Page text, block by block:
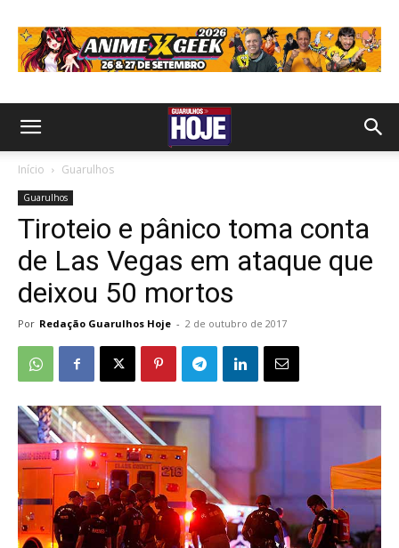
Início Guarulhos
Guarulhos
Tiroteio e pânico toma conta
de Las Vegas em ataque que
deixou 50 mortos
Por Redação Guarulhos Hoje - 2 de outubro de 2017